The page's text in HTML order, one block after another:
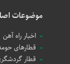
موضوعات
اخبار راه آهن
قطارهای
قطار